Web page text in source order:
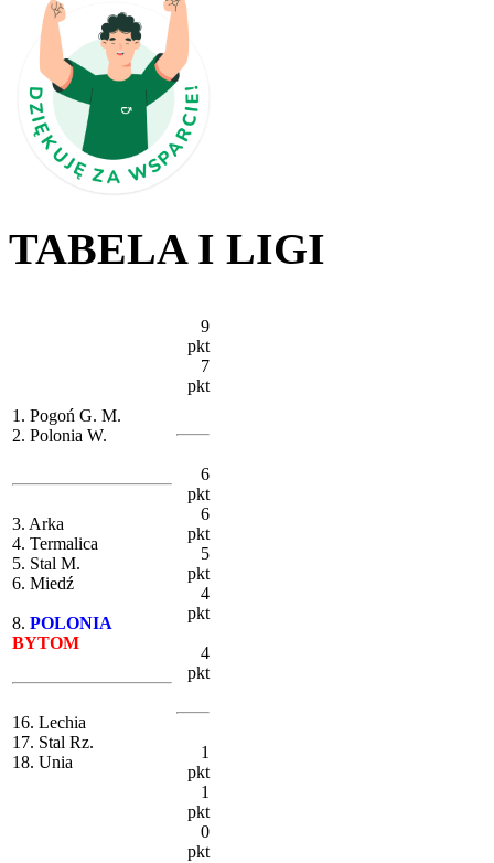
TABELA I LIGI
1. Pogoń G. M.
2. Polonia W.
3. Arka
4. Termalica
5. Stal M.
6. Miedź
8. POLONIA
BYTOM
16. Lechia
17. Stal Rz.
18. Unia
9
pkt
7
pkt
6
pkt
6
pkt
5
pkt
4
pkt
4
pkt
1
pkt
1
pkt
0
pkt